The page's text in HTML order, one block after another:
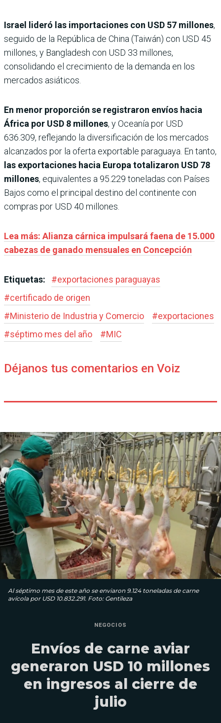
Israel lideró las importaciones con USD 57 millones,
seguido de la República de China (Taiwán) con USD 45
millones, y Bangladesh con USD 33 millones,
consolidando el crecimiento de la demanda en los
mercados asiáticos.
En menor proporción se registraron envíos hacia
África por USD 8 millones, y Oceanía por USD
636.309, reflejando la diversificación de los mercados
alcanzados por la oferta exportable paraguaya. En tanto,
las exportaciones hacia Europa totalizaron USD 78
millones, equivalentes a 95.229 toneladas con Países
Bajos como el principal destino del continente con
compras por USD 40 millones.
Lea más: Alianza cárnica impulsará faena de 15.000
cabezas de ganado mensuales en Concepción
Etiquetas: #exportaciones paraguayas
#certificado de origen
#Ministerio de Industria y Comercio #exportaciones
#séptimo mes del año #MIC
Déjanos tus comentarios en Voiz
Al séptimo mes de este año se enviaron 9.124 toneladas de carne
avícola por USD 10.832.291. Foto: Gentileza
NEGOCIOS
Envíos de carne aviar
generaron USD 10 millones
en ingresos al cierre de
julio